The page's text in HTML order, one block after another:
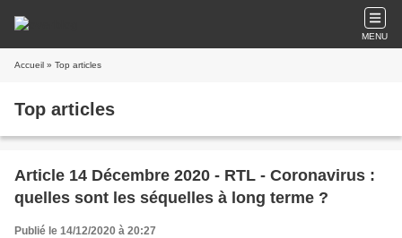
MENU
Accueil » Top articles
Top articles
Article 14 Décembre 2020 - RTL - Coronavirus :
quelles sont les séquelles à long terme ?
Publié le 14/12/2020 à 20:27